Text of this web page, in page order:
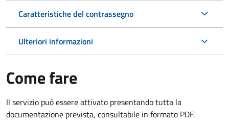
Caratteristiche del contrassegno
Ulteriori informazioni
Come fare
Il servizio può essere attivato presentando tutta la
documentazione prevista, consultabile in formato PDF.